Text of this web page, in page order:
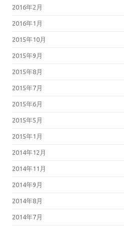
2016年2月
2016年1月
2015年10月
2015年9月
2015年8月
2015年7月
2015年6月
2015年5月
2015年1月
2014年12月
2014年11月
2014年9月
2014年8月
2014年7月